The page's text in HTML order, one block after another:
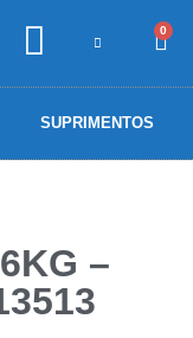
0
SUPRIMENTOS
–